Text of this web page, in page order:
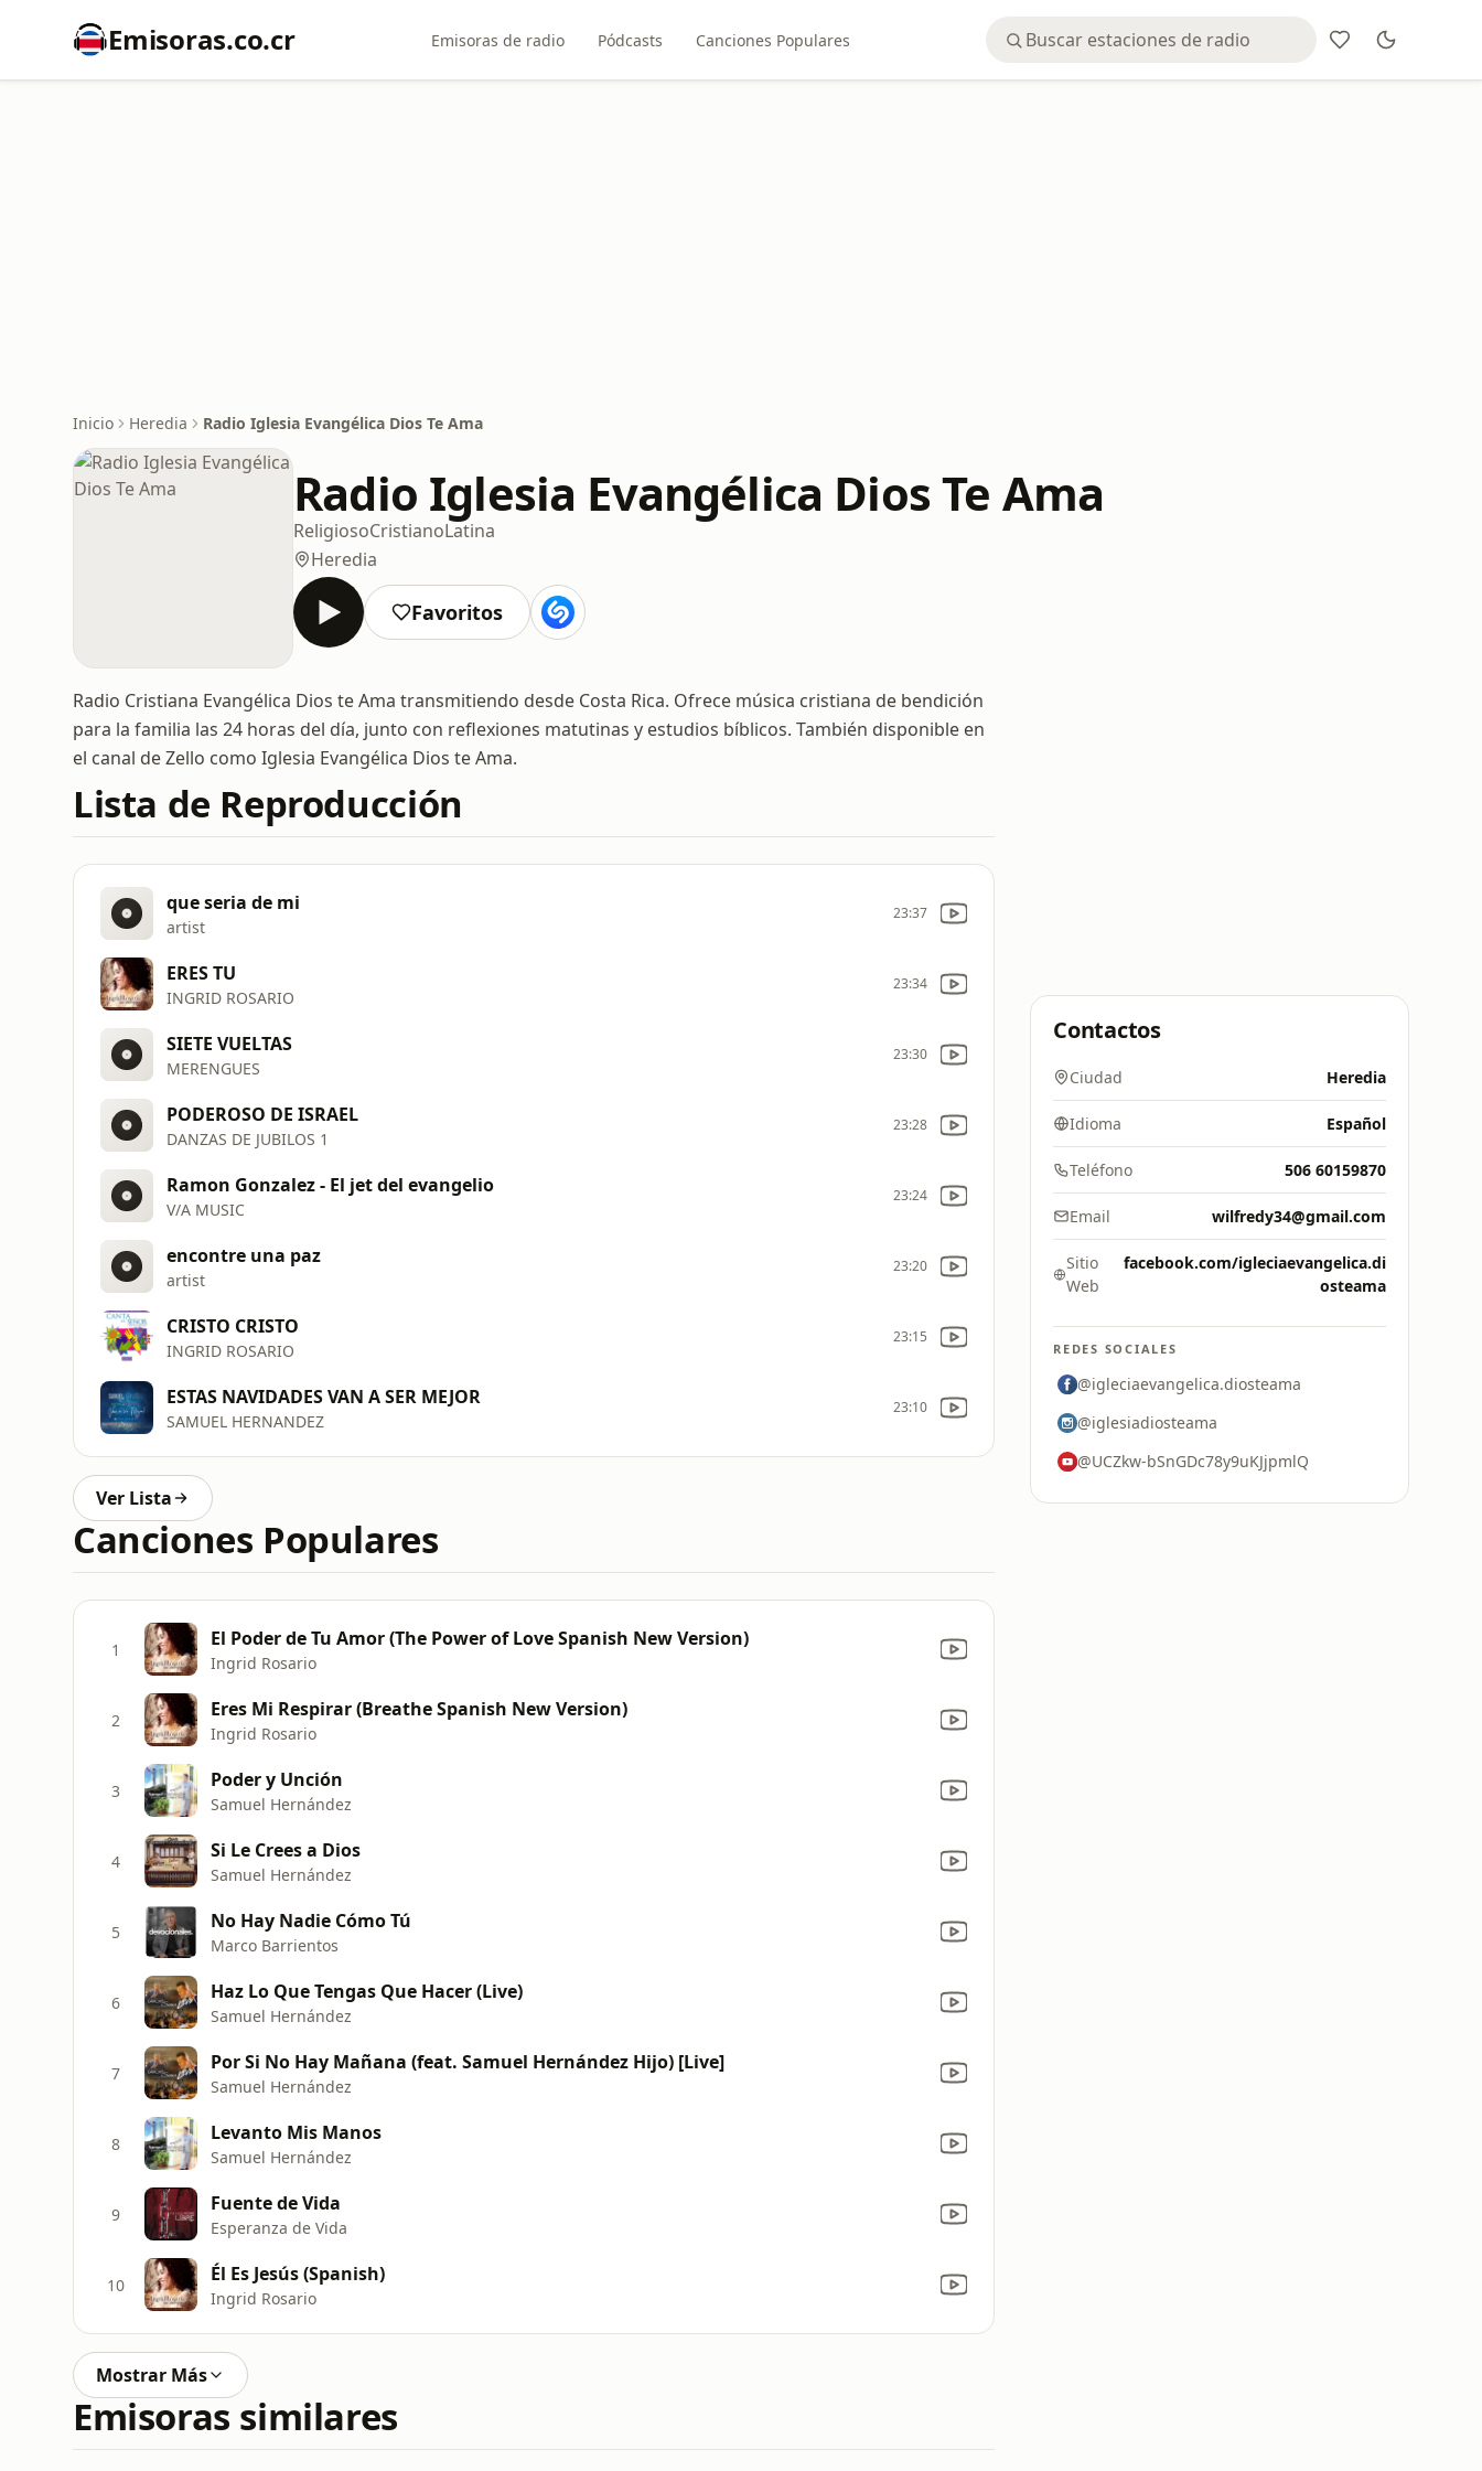
Emisoras.co.cr Emisoras de radio Pódcasts Canciones Populares
Inicio Heredia Radio Iglesia Evangélica Dios Te Ama
Radio Iglesia Evangélica Dios Te Ama
ReligiosoCristianoLatina
Heredia
Favoritos
Radio Cristiana Evangélica Dios te Ama transmitiendo desde Costa Rica. Ofrece música cristiana de bendición
para la familia las 24 horas del día, junto con reflexiones matutinas y estudios bíblicos. También disponible en
el canal de Zello como Iglesia Evangélica Dios te Ama.
Lista de Reproducción
que seria de mi
artist
23:37
ERES TU
INGRID ROSARIO
23:34
SIETE VUELTAS
MERENGUES
23:30
PODEROSO DE ISRAEL
DANZAS DE JUBILOS 1
23:28
Ramon Gonzalez - El jet del evangelio
V/A MUSIC
23:24
encontre una paz
artist
23:20
CRISTO CRISTO
INGRID ROSARIO
23:15
ESTAS NAVIDADES VAN A SER MEJOR
SAMUEL HERNANDEZ
23:10
Ver Lista
Canciones Populares
1 El Poder de Tu Amor (The Power of Love Spanish New Version)
Ingrid Rosario
2 Eres Mi Respirar (Breathe Spanish New Version)
Ingrid Rosario
3 Poder y Unción
Samuel Hernández
4 Si Le Crees a Dios
Samuel Hernández
5 No Hay Nadie Cómo Tú
Marco Barrientos
6 Haz Lo Que Tengas Que Hacer (Live)
Samuel Hernández
7 Por Si No Hay Mañana (feat. Samuel Hernández Hijo) [Live]
Samuel Hernández
8 Levanto Mis Manos
Samuel Hernández
9 Fuente de Vida
Esperanza de Vida
10 Él Es Jesús (Spanish)
Ingrid Rosario
Mostrar Más
Emisoras similares
Contactos
Ciudad Heredia
Idioma Español
Teléfono 506 60159870
Email wilfredy34@gmail.com
Sitio
Web
facebook.com/igleciaevangelica.di
osteama
REDES SOCIALES
@igleciaevangelica.diosteama
@iglesiadiosteama
@UCZkw-bSnGDc78y9uKJjpmlQ